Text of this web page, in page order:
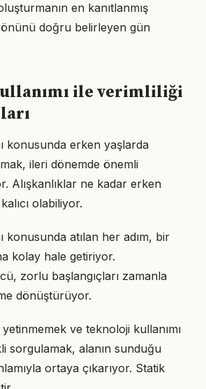
en kanıtlanmış
doğru belirleyen gün
ile verimliliği
konusunda erken yaşlarda
ileri dönemde önemli
Alışkanlıklar ne kadar erken
olabiliyor.
konusunda atılan her adım, bir
kolay hale getiriyor.
zorlu başlangıçları zamanla
dönüştürüyor.
ve teknoloji kullanımı
sorgulamak, alanın sunduğu
ortaya çıkarıyor. Statik